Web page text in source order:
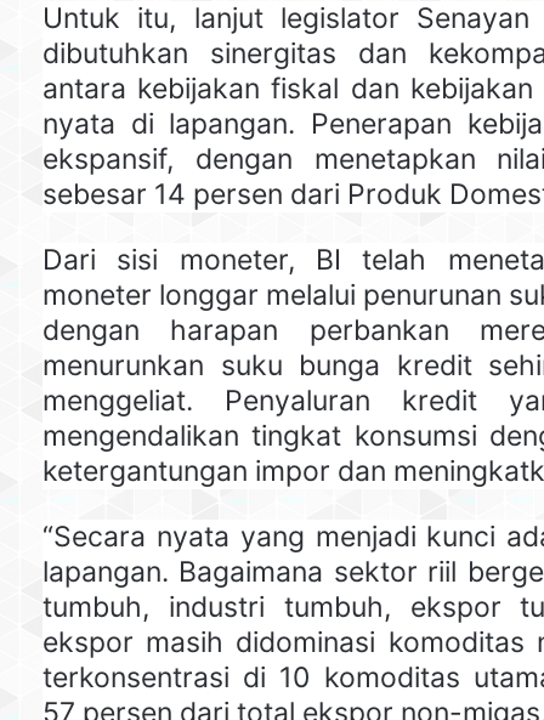
Untuk itu, lanjut legislator Senayan
dibutuhkan sinergitas dan
antara kebijakan fiskal dan
nyata di lapangan. Penerapan
ekspansif, dengan menetapkan
sebesar 14 persen dari Produk
Dari sisi moneter, BI telah
moneter longgar melalui penurunan
dengan harapan perbankan
menurunkan suku bunga kredit
menggeliat. Penyaluran kredit
mengendalikan tingkat konsumsi
ketergantungan impor dan
“Secara nyata yang menjadi kunci
lapangan. Bagaimana sektor riil
tumbuh, industri tumbuh, ekspor
ekspor masih didominasi komoditas
terkonsentrasi di 10 komoditas
57 persen dari total ekspor non-